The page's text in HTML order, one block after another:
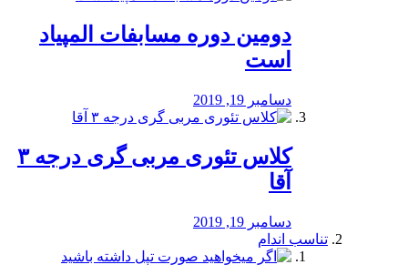
دومین دوره مسابفات المپیاد
است
دسامبر 19, 2019
کلاس تئوری مربی گری درجه ۳
آقا
دسامبر 19, 2019
تناسب اندام